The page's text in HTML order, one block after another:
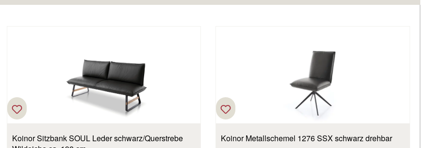
Koinor Sitzbank SOUL Leder schwarz/Querstrebe
Koinor Metallschemel 1276 SSX schwarz drehbar